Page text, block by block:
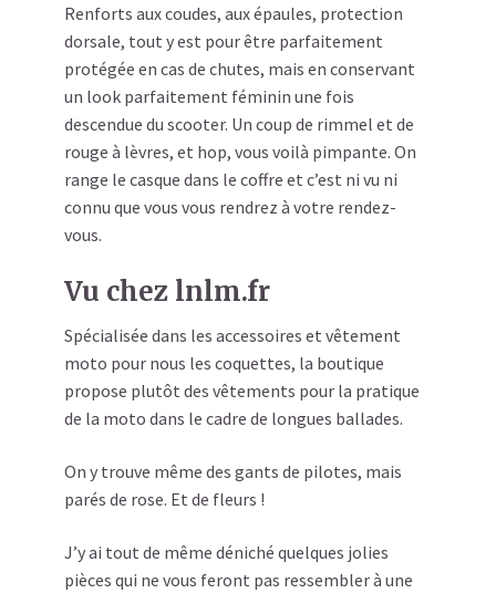
Renforts aux coudes, aux épaules, protection
dorsale, tout y est pour être parfaitement
protégée en cas de chutes, mais en conservant
un look parfaitement féminin une fois
descendue du scooter. Un coup de rimmel et de
rouge à lèvres, et hop, vous voilà pimpante. On
range le casque dans le coffre et c’est ni vu ni
connu que vous vous rendrez à votre rendez-
vous.
Vu chez lnlm.fr
Spécialisée dans les accessoires et vêtement
moto pour nous les coquettes, la boutique
propose plutôt des vêtements pour la pratique
de la moto dans le cadre de longues ballades.
On y trouve même des gants de pilotes, mais
parés de rose. Et de fleurs !
J’y ai tout de même déniché quelques jolies
pièces qui ne vous feront pas ressembler à une